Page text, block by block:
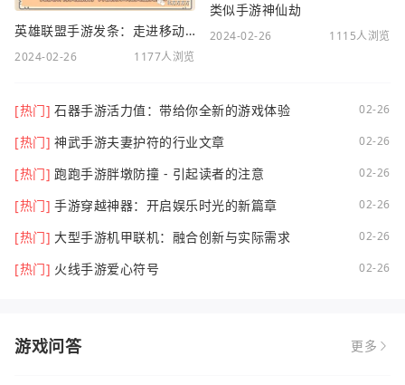
英雄联盟手游发条：走进移动电竞新时代
2024-02-26 1177人浏览
类似手游神仙劫
2024-02-26 1115人浏览
[热门] 石器手游活力值：带给你全新的游戏体验 02-26
[热门] 神武手游夫妻护符的行业文章 02-26
[热门] 跑跑手游胖墩防撞 - 引起读者的注意 02-26
[热门] 手游穿越神器：开启娱乐时光的新篇章 02-26
[热门] 大型手游机甲联机：融合创新与实际需求 02-26
[热门] 火线手游爱心符号 02-26
游戏问答 更多